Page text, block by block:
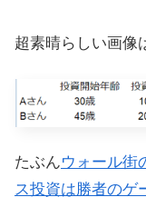
超素晴らしい画像
たぶんウォール街
ス投資は勝者のゲ